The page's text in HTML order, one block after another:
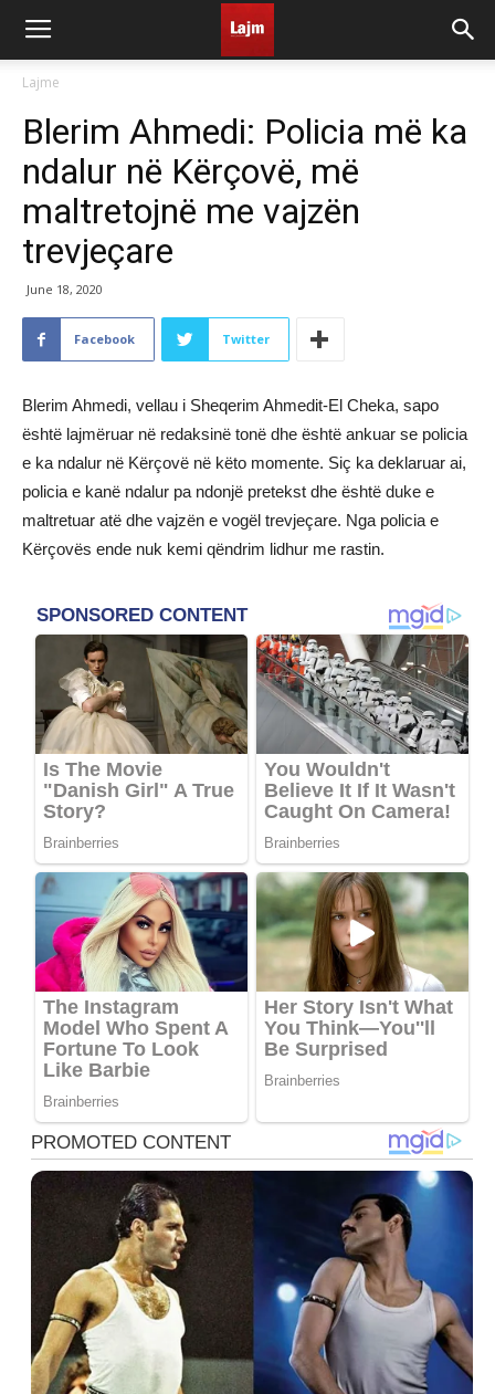
Lajme
Blerim Ahmedi: Policia më ka
ndalur në Kërçovë, më
maltretojnë me vajzën
trevjeçare
June 18, 2020
Facebook Twitter
Blerim Ahmedi, vellau i Sheqerim Ahmedit-El Cheka, sapo
është lajmëruar në redaksinë tonë dhe është ankuar se policia
e ka ndalur në Kërçovë në këto momente. Siç ka deklaruar ai,
policia e kanë ndalur pa ndonjë pretekst dhe është duke e
maltretuar atë dhe vajzën e vogël trevjeçare. Nga policia e
Kërçovës ende nuk kemi qëndrim lidhur me rastin.